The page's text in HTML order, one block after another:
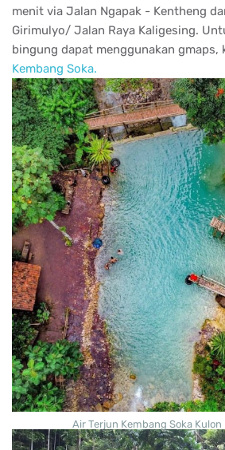
menit via Jalan Ngapak - Kentheng
Girimulyo/ Jalan Raya Kaligesing.
bingung dapat menggunakan gmaps,
Kembang Soka.
Air Terjun Kembang Soka Kulon